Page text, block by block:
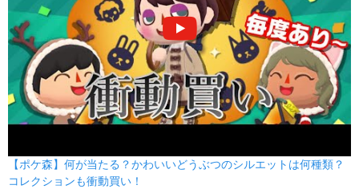
【ポケ森】何が当たる？かわいいどうぶつのシルエットは何種類？
コレクションも衝動買い！